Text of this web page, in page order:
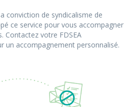
conviction de syndicalisme de
ce service pour vous accompagner
Contactez votre FDSEA
un accompagnement personnalisé.